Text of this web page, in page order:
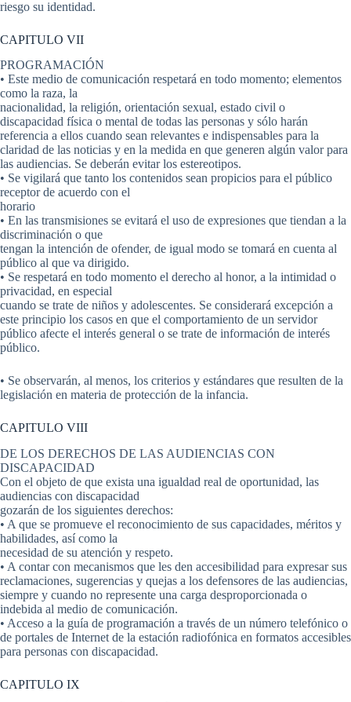
riesgo su identidad.
CAPITULO VII
PROGRAMACIÓN
• Este medio de comunicación respetará en todo momento; elementos
como la raza, la
nacionalidad, la religión, orientación sexual, estado civil o
discapacidad física o mental de todas las personas y sólo harán
referencia a ellos cuando sean relevantes e indispensables para la
claridad de las noticias y en la medida en que generen algún valor para
las audiencias. Se deberán evitar los estereotipos.
• Se vigilará que tanto los contenidos sean propicios para el público
receptor de acuerdo con el
horario
• En las transmisiones se evitará el uso de expresiones que tiendan a la
discriminación o que
tengan la intención de ofender, de igual modo se tomará en cuenta al
público al que va dirigido.
• Se respetará en todo momento el derecho al honor, a la intimidad o
privacidad, en especial
cuando se trate de niños y adolescentes. Se considerará excepción a
este principio los casos en que el comportamiento de un servidor
público afecte el interés general o se trate de información de interés
público.
• Se observarán, al menos, los criterios y estándares que resulten de la
legislación en materia de protección de la infancia.
CAPITULO VIII
DE LOS DERECHOS DE LAS AUDIENCIAS CON
DISCAPACIDAD
Con el objeto de que exista una igualdad real de oportunidad, las
audiencias con discapacidad
gozarán de los siguientes derechos:
• A que se promueve el reconocimiento de sus capacidades, méritos y
habilidades, así como la
necesidad de su atención y respeto.
• A contar con mecanismos que les den accesibilidad para expresar sus
reclamaciones, sugerencias y quejas a los defensores de las audiencias,
siempre y cuando no represente una carga desproporcionada o
indebida al medio de comunicación.
• Acceso a la guía de programación a través de un número telefónico o
de portales de Internet de la estación radiofónica en formatos accesibles
para personas con discapacidad.
CAPITULO IX